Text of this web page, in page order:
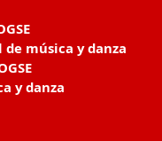
música y danza
y danza